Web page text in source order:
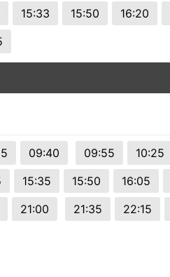
15:33 15:50 16:20
09:40 09:55 10:25
15:35 15:50 16:05
21:00 21:35 22:15